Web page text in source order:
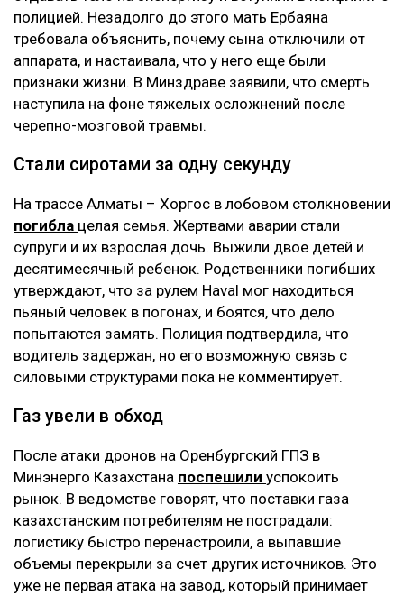
полицией. Незадолго до этого мать Ербаяна
требовала объяснить, почему сына отключили от
аппарата, и настаивала, что у него еще были
признаки жизни. В Минздраве заявили, что смерть
наступила на фоне тяжелых осложнений после
черепно-мозговой травмы.
Стали сиротами за одну секунду
На трассе Алматы – Хоргос в лобовом столкновении
погибла целая семья. Жертвами аварии стали
супруги и их взрослая дочь. Выжили двое детей и
десятимесячный ребенок. Родственники погибших
утверждают, что за рулем Haval мог находиться
пьяный человек в погонах, и боятся, что дело
попытаются замять. Полиция подтвердила, что
водитель задержан, но его возможную связь с
силовыми структурами пока не комментирует.
Газ увели в обход
После атаки дронов на Оренбургский ГПЗ в
Минэнерго Казахстана поспешили успокоить
рынок. В ведомстве говорят, что поставки газа
казахстанским потребителям не пострадали:
логистику быстро перенастроили, а выпавшие
объемы перекрыли за счет других источников. Это
уже не первая атака на завод, который принимает